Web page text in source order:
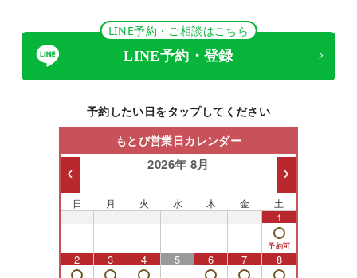
LINE予約・ご相談はこちら
LINE予約・登録
予約したい日をタップしてください
もとび営業日カレンダー
2026年 8月
日 月 火 水 木 金 土
1
2 3 4 5 6 7 8